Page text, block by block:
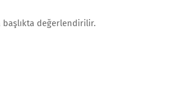
değerlendirilir.